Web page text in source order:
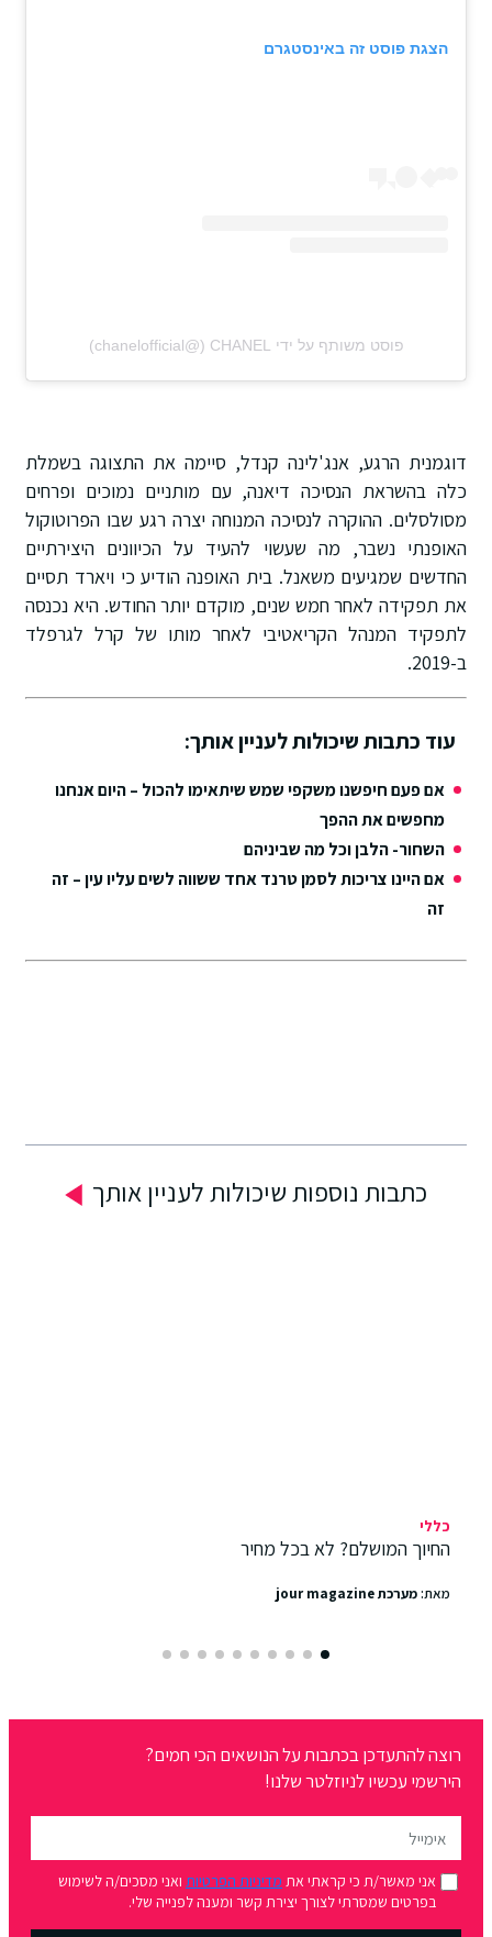
הצגת פוסט זה באינסטגרם
פוסט משותף על ידי ‏‎CHANEL‎‏ (@‏‎chanelofficial‎‏)
דוגמנית הרגע, אנג'לינה קנדל, סיימה את התצוגה בשמלת
כלה בהשראת הנסיכה דיאנה, עם מותניים נמוכים ופרחים
מסולסלים. ההוקרה לנסיכה המנוחה יצרה רגע שבו הפרוטוקול
האופנתי נשבר, מה שעשוי להעיד על הכיוונים היצירתיים
החדשים שמגיעים משאנל. בית האופנה הודיע כי ויארד תסיים
את תפקידה לאחר חמש שנים, מוקדם יותר החודש. היא נכנסה
לתפקיד המנהל הקריאטיבי לאחר מותו של קרל לגרפלד
ב-2019.
עוד כתבות שיכולות לעניין אותך:
אם פעם חיפשנו משקפי שמש שיתאימו להכול – היום אנחנו
מחפשים את ההפך
השחור- הלבן וכל מה שביניהם
אם היינו צריכות לסמן טרנד אחד ששווה לשים עליו עין – זה
זה
כתבות נוספות שיכולות לעניין אותך
כללי
החיוך המושלם? לא בכל מחיר
מאת:מערכת jour magazine
רוצה להתעדכן בכתבות על הנושאים הכי חמים?
הירשמי עכשיו לניוזלטר שלנו!
אני מאשר/ת כי קראתי את מדיניות הפרטיות ואני מסכים/ה לשימוש
בפרטים שמסרתי לצורך יצירת קשר ומענה לפנייה שלי.